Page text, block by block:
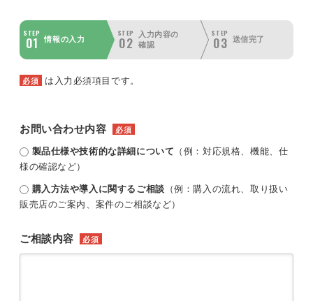
STEP
01 情報の入力
STEP
02
入力内容の
確認
STEP
03 送信完了
必須 は入力必須項目です。
お問い合わせ内容 必須
製品仕様や技術的な詳細について （例：対応規格、機能、仕
様の確認など）
購入方法や導入に関するご相談 （例：購入の流れ、取り扱い
販売店のご案内、案件のご相談など）
ご相談内容 必須